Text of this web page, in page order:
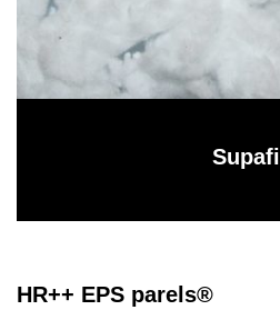
Supafil
HR++ EPS parels®